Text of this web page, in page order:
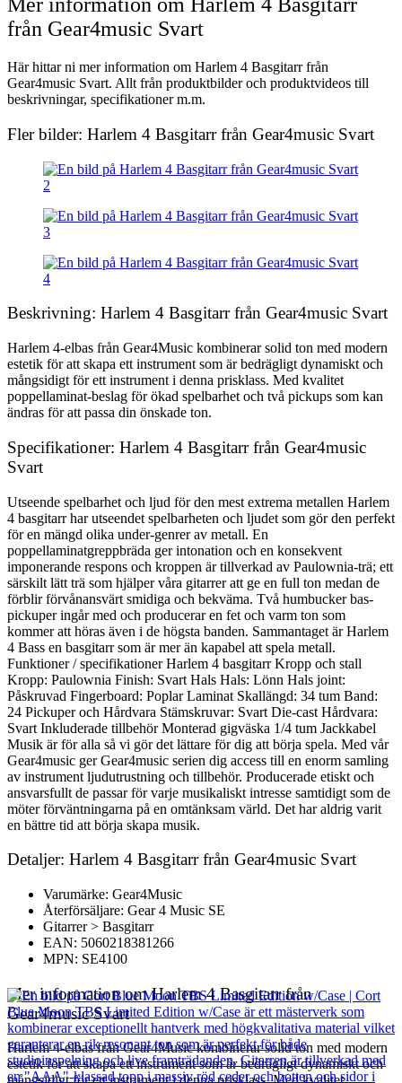
Mer information om Harlem 4 Basgitarr
från Gear4music Svart
Här hittar ni mer information om Harlem 4 Basgitarr från
Gear4music Svart. Allt från produktbilder och produktvideos till
beskrivningar, specifikationer m.m.
Fler bilder: Harlem 4 Basgitarr från Gear4music Svart
Beskrivning: Harlem 4 Basgitarr från Gear4music Svart
Harlem 4-elbas från Gear4Music kombinerar solid ton med modern
estetik för att skapa ett instrument som är bedrägligt dynamiskt och
mångsidigt för ett instrument i denna prisklass. Med kvalitet
poppellaminat-beslag för ökad spelbarhet och två pickups som kan
ändras för att passa din önskade ton.
Specifikationer: Harlem 4 Basgitarr från Gear4music
Svart
Utseende spelbarhet och ljud för den mest extrema metallen Harlem
4 basgitarr har utseendet spelbarheten och ljudet som gör den perfekt
för en mängd olika under-genrer av metall. En
poppellaminatgreppbräda ger intonation och en konsekvent
imponerande respons och kroppen är tillverkad av Paulownia-trä; ett
särskilt lätt trä som hjälper våra gitarrer att ge en full ton medan de
förblir förvånansvärt smidiga och bekväma. Två humbucker bas-
pickuper ingår med och producerar en fet och varm ton som
kommer att höras även i de högsta banden. Sammantaget är Harlem
4 Bass en basgitarr som är mer än kapabel att spela metall.
Funktioner / specifikationer Harlem 4 basgitarr Kropp och stall
Kropp: Paulownia Finish: Svart Hals Hals: Lönn Hals joint:
Påskruvad Fingerboard: Poplar Laminat Skallängd: 34 tum Band:
24 Pickuper och Hårdvara Stämskruvar: Svart Die-cast Hårdvara:
Svart Inkluderade tillbehör Monterad gigväska 1/4 tum Jackkabel
Musik är för alla så vi gör det lättare för dig att börja spela. Med vår
Gear4music ger Gear4music serien dig access till en enorm samling
av instrument ljudutrustning och tillbehör. Producerade etiskt och
ansvarsfullt de passar för varje musikaliskt intresse samtidigt som de
möter förväntningarna på en omtänksam värld. Det har aldrig varit
en bättre tid att börja skapa musik.
Detaljer: Harlem 4 Basgitarr från Gear4music Svart
Varumärke: Gear4Music
Återförsäljare: Gear 4 Music SE
Gitarrer > Basgitarr
EAN: 5060218381266
MPN: SE4100
Mer information om Harlem 4 Basgitarr från
Gear4music Svart
Harlem 4-elbas från Gear4Music kombinerar solid ton med modern
estetik för att skapa ett instrument som är bedrägligt dynamiskt och